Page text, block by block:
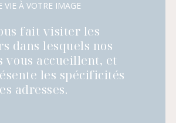
VIE À VOTRE IMAGE
fait visiter les
dans lesquels nos
vous accueillent, et
les spécificités
adresses.